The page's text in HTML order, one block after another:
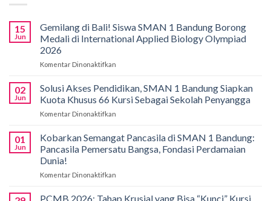
15
Jun
Gemilang di Bali! Siswa SMAN 1 Bandung Borong
Medali di International Applied Biology Olympiad
2026
Komentar Dinonaktifkan
di
Bali!
Siswa
Bandung
Borong
Biology
02
Jun
Solusi Akses Pendidikan, SMAN 1 Bandung Siapkan
Kuota Khusus 66 Kursi Sebagai Sekolah Penyangga
Komentar Dinonaktifkan
Akses
Pendidikan,
SMAN
Kuota
01
Jun
Kobarkan Semangat Pancasila di SMAN 1 Bandung:
Pancasila Pemersatu Bangsa, Fondasi Perdamaian
Dunia!
Komentar Dinonaktifkan
Semangat
PCMB 2026: Tahap Krusial yang Bisa “Kunci” Kursi